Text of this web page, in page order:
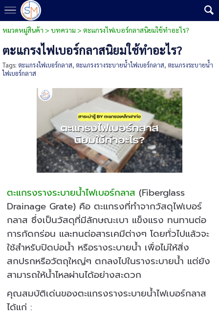
หมวดหมู่สินค้า > บทความ > ตะแกรงไฟเบอร์กลาสนิยมใช้ทำอะไร?
ตะแกรงไฟเบอร์กลาสนิยมใช้ทำอะไร?
Tags: ตะแกรงไฟเบอร์กลาส, ตะแกรงรางระบายน้ำไฟเบอร์กลาส, ตะแกรงระบายน้ำ
ไฟเบอร์กลาส
ตะแกรงรางระบายน้ำไฟเบอร์กลาส (Fiberglass
Drainage Grate) คือ ตะแกรงที่ทำจากวัสดุไฟเบอร์
กลาส ซึ่งเป็นวัสดุที่มีลักษณะเบา แข็งแรง ทนทานต่อ
การกัดกร่อน และทนต่อสารเคมีต่างๆ โดยทั่วไปแล้วจะ
ใช้สำหรับปิดบ่อน้ำ หรือรางระบายน้ำ เพื่อไม่ให้สิ่ง
สกปรกหรือวัตถุใหญ่ๆ ตกลงไปในรางระบายน้ำ แต่ยัง
สามารถให้น้ำไหลผ่านได้อย่างสะดวก
คุณสมบัติเด่นของตะแกรงรางระบายน้ำไฟเบอร์กลาส
ได้แก่ :